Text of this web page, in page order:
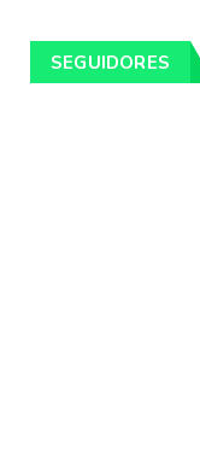
Pintores da
SEGUIDORES